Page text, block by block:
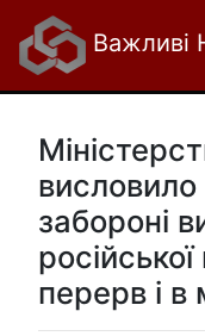
Важливі
висловило
забороні
перерв і